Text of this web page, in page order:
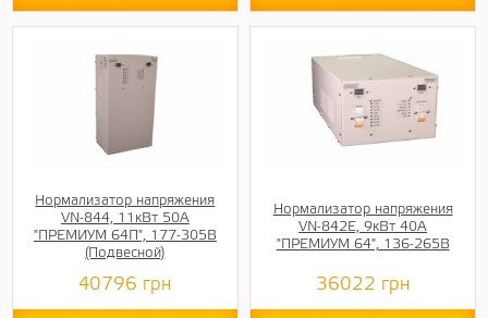
Нормализатор напряжения
VN-844, 11кВт 50А
"ПРЕМИУМ 64П", 177-305В
(Подвесной)
40796 грн
Нормализатор напряжения
VN-842E, 9кВт 40А
"ПРЕМИУМ 64", 136-265В
36022 грн